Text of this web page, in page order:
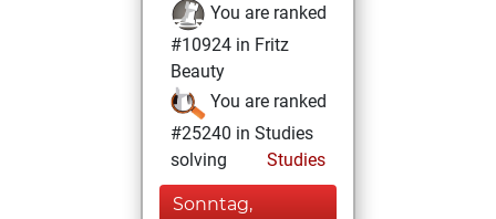
You are ranked
#10924 in Fritz
Beauty
You are ranked
#25240 in Studies
solving
Studies
Sonntag,